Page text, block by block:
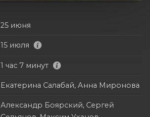
25 июня
15 июля
1 час 7 минут
Екатерина Салабай, Анна Миронова
Александр Боярский, Сергей